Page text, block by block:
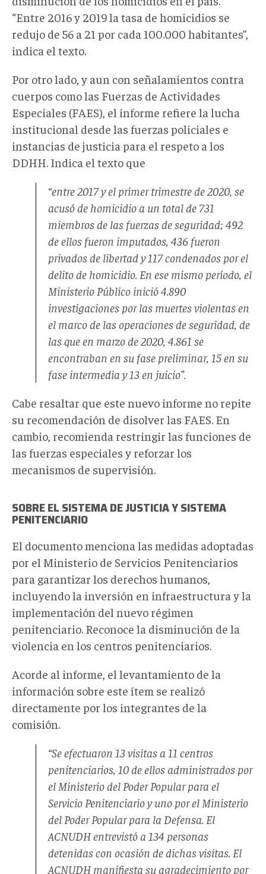
“Entre 2016 y 2019 la tasa de homicidios se
redujo de 56 a 21 por cada 100.000 habitantes”,
indica el texto.
Por otro lado, y aun con señalamientos contra
cuerpos como las Fuerzas de Actividades
Especiales (FAES), el informe refiere la lucha
institucional desde las fuerzas policiales e
instancias de justicia para el respeto a los
DDHH. Indica el texto que
“entre 2017 y el primer trimestre de 2020, se
acusó de homicidio a un total de 731
miembros de las fuerzas de seguridad; 492
de ellos fueron imputados, 436 fueron
privados de libertad y 117 condenados por el
delito de homicidio. En ese mismo período, el
Ministerio Público inició 4.890
investigaciones por las muertes violentas en
el marco de las operaciones de seguridad, de
las que en marzo de 2020, 4.861 se
encontraban en su fase preliminar, 15 en su
fase intermedia y 13 en juicio”.
Cabe resaltar que este nuevo informe no repite
su recomendación de disolver las FAES. En
cambio, recomienda restringir las funciones de
las fuerzas especiales y reforzar los
mecanismos de supervisión.
SOBRE EL SISTEMA DE JUSTICIA Y SISTEMA
PENITENCIARIO
El documento menciona las medidas adoptadas
por el Ministerio de Servicios Penitenciarios
para garantizar los derechos humanos,
incluyendo la inversión en infraestructura y la
implementación del nuevo régimen
penitenciario. Reconoce la disminución de la
violencia en los centros penitenciarios.
Acorde al informe, el levantamiento de la
información sobre este ítem se realizó
directamente por los integrantes de la
comisión.
“Se efectuaron 13 visitas a 11 centros
penitenciarios, 10 de ellos administrados por
el Ministerio del Poder Popular para el
Servicio Penitenciario y uno por el Ministerio
del Poder Popular para la Defensa. El
ACNUDH entrevistó a 134 personas
detenidas con ocasión de dichas visitas. El
ACNUDH manifiesta su agradecimiento por